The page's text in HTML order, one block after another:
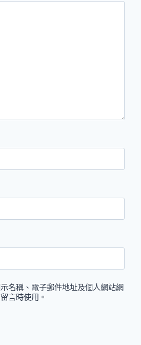
名稱、電子郵件地址及個人網站網
言時使用。